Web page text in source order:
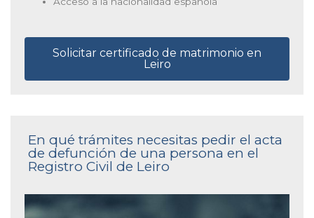
Solicitar certificado de matrimonio en
Leiro
En qué trámites necesitas pedir el acta
de defunción de una persona en el
Registro Civil de Leiro